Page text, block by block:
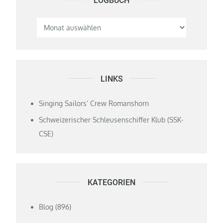
LINKS
Singing Sailors‘ Crew Romanshorn
Schweizerischer Schleusenschiffer Klub (SSK-
CSE)
KATEGORIEN
Blog (896)